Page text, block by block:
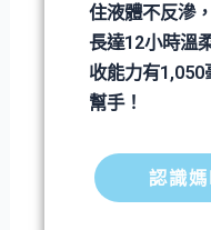
住液體不反滲
長達12小時溫
收能力有
幫手！
認識